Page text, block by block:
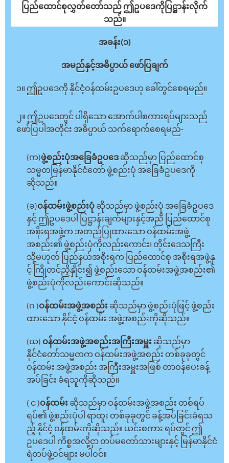
ပြည်ထောင်စုလွှတ်တော်သည် ဤဥပဒေကိုပြဋ္ဌာန်းလိုက်
သည်။
အခန်း(၁)
အမည်နှင့်အဓိပ္ပာယ် ဖော်ပြချက်
၁။ ဤဥပဒေကို နိုင်ငံ့ဝန်ထမ်းဥပဒေဟု ခေါ်တွင်စေရမည်။
၂။ ဤဥပဒေတွင် ပါရှိသော အောက်ပါစကားရပ်များသည်
ဖော်ပြပါအတိုင်း အဓိပ္ပာယ် သက်ရောက်စေရမည်-
(က)ဖွဲ့စည်းပုံအခြေခံဥပဒေဆိုသည်မှာ ပြည်ထောင်စု
သမ္မတမြန်မာနိုင်ငံတော် ဖွဲ့စည်းပုံ အခြေခံဥပဒေကို
ဆိုသည်။
(ခ)ဝန်ထမ်းဖွဲ့စည်းပုံ ဆိုသည်မှာ ဖွဲ့စည်းပုံ အခြေခံဥပဒေ
နှင့် ဤဥပဒေပါ ပြဋ္ဌာန်းချက်များနှင့်အညီ ပြည်ထောင်စု
အစိုးရအဖွဲ့က အတည်ပြုထားသော ဝန်ထမ်းအဖွဲ့
အစည်း၏ ဖွဲ့စည်းပုံကိုလည်းကောင်း၊ တိုင်းဒေသကြီး
သို့မဟုတ် ပြည်နယ်အစိုးရက ပြည်ထောင်စု အစိုးရအဖွဲ့နှ
င့် ကြိုတင်ညှိနှိုင်း၍ ဖွဲ့စည်းသော ဝန်ထမ်းအဖွဲ့အစည်း၏
ဖွဲ့စည်းပုံကိုလည်းကောင်းဆိုသည်။
(ဂ )ဝန်ထမ်းအဖွဲ့အစည်း ဆိုသည်မှာ ဖွဲ့စည်းပုံဖြင့် ဖွဲ့စည်း
ထားသော နိုင်ငံ့ ဝန်ထမ်း အဖွဲ့အစည်းကိုဆိုသည်။
(ဃ) ဝန်ထမ်းအဖွဲ့အစည်းအကြီးအမှူး ဆိုသည်မှာ
နိုင်ငံတော်သမ္မတက ဝန်ထမ်းအဖွဲ့အစည်း တစ်ခုခုတွင်
ဝန်ထမ်း အဖွဲ့အစည်း အကြီးအမှူးအဖြစ် တာဝန်ပေးခန့်
အပ်ခြင်း ခံရသူကိုဆိုသည်။
( င )ဝန်ထမ်း ဆိုသည်မှာ ဝန်ထမ်းအဖွဲ့အစည်း တစ်ရပ်
ရပ်၏ ဖွဲ့စည်းပုံပါ ရာထူး တစ်ခုခုတွင် ခန့်အပ်ခြင်းခံရသ
ည့် နိုင်ငံ့ ဝန်ထမ်းကိုဆိုသည်။ ယင်းစကား ရပ်တွင် ဤ
ဥပဒေပါ ကိစ္စအလို့ငှာ တပ်မတော်သားများနှင့် မြန်မာနိုင်ငံ
ရဲတပ်ဖွဲ့ဝင်များ မပါဝင်။